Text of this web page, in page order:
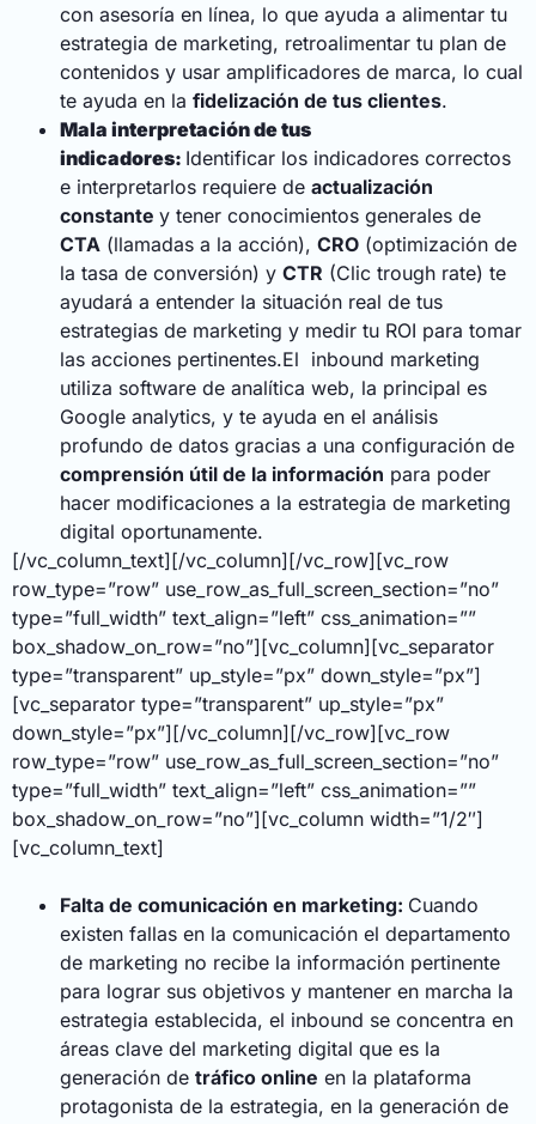
con asesoría en línea, lo que ayuda a alimentar tu
estrategia de marketing, retroalimentar tu plan de
contenidos y usar amplificadores de marca, lo cual
te ayuda en la fidelización de tus clientes.
Mala interpretación de tus
indicadores: Identificar los indicadores correctos
e interpretarlos requiere de actualización
constante y tener conocimientos generales de
CTA (llamadas a la acción), CRO (optimización de
la tasa de conversión) y CTR (Clic trough rate) te
ayudará a entender la situación real de tus
estrategias de marketing y medir tu ROI para tomar
las acciones pertinentes.El inbound marketing
utiliza software de analítica web, la principal es
Google analytics, y te ayuda en el análisis
profundo de datos gracias a una configuración de
comprensión útil de la información para poder
hacer modificaciones a la estrategia de marketing
digital oportunamente.
[/vc_column_text][/vc_column][/vc_row][vc_row
row_type=”row” use_row_as_full_screen_section=”no”
type=”full_width” text_align=”left” css_animation=””
box_shadow_on_row=”no”][vc_column][vc_separator
type=”transparent” up_style=”px” down_style=”px”]
[vc_separator type=”transparent” up_style=”px”
down_style=”px”][/vc_column][/vc_row][vc_row
row_type=”row” use_row_as_full_screen_section=”no”
type=”full_width” text_align=”left” css_animation=””
box_shadow_on_row=”no”][vc_column width=”1/2″]
[vc_column_text]
Falta de comunicación en marketing: Cuando
existen fallas en la comunicación el departamento
de marketing no recibe la información pertinente
para lograr sus objetivos y mantener en marcha la
estrategia establecida, el inbound se concentra en
áreas clave del marketing digital que es la
generación de tráfico online en la plataforma
protagonista de la estrategia, en la generación de